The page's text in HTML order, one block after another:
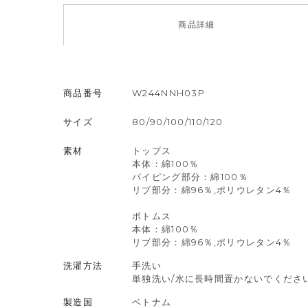
商品詳細
商品番号 W244NNH03P
サイズ 80/90/100/110/120
素材
トップス
本体：綿100％
パイピング部分：綿100％
リブ部分：綿96％,ポリウレタン4％
ボトムス
本体：綿100％
リブ部分：綿96％,ポリウレタン4％
洗濯方法
手洗い
単独洗い/水に長時間置かないでくださ
製造国 ベトナム